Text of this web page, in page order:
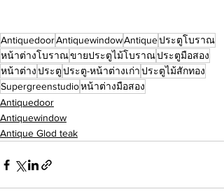
AntiquedoorAntiquewindowAntiqueประตูโบราณ
หน้าต่างโบราณขายประตูไม้โบราณประตูมือสอง
หน้าต่างประตูประตู-หน้าต่างเก่าประตูไม้สักทอง
Supergreenstudioหน้าต่างมือสอง
Antiquedoor
Antiquewindow
Antique Glod teak